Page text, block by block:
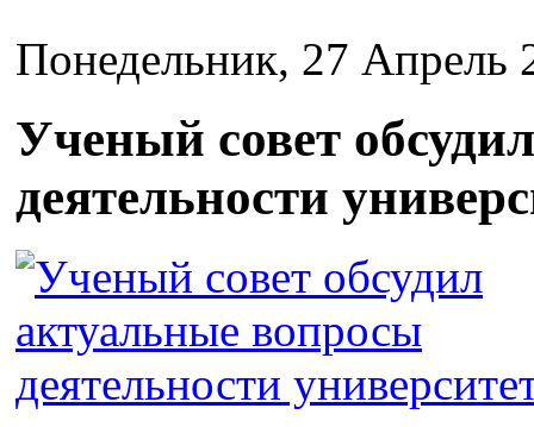
Понедельник, 27 Апрель
Ученый совет
деятельности